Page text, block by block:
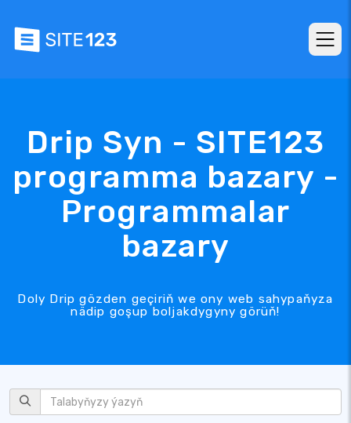
Drip Syn - SITE123
programma bazary -
Programmalar
bazary
Doly Drip gözden geçiriň we ony web sahypaňyza
nädip goşup boljakdygyny görüň!